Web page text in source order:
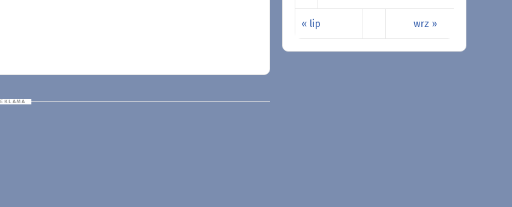
« lip wrz »